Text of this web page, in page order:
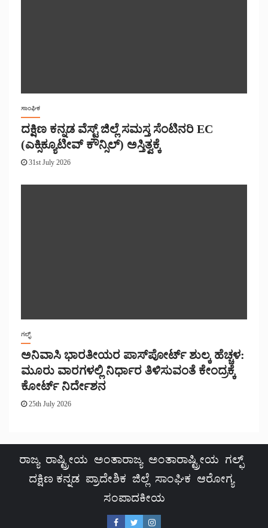
ಸಾಂಘಿಕ
ದಕ್ಷಿಣ ಕನ್ನಡ ವೆಸ್ಟ್ ಜಿಲ್ಲೆ ಸಮಸ್ತ ಸೆಂಟಿನರಿ EC
(ಎಕ್ಸಿಕ್ಯೂಟೀವ್ ಕೌನ್ಸಿಲ್) ಅಸ್ತಿತ್ವಕ್ಕೆ
31st July 2026
ಗಲ್ಫ್
ಅನಿವಾಸಿ ಭಾರತೀಯರ ಪಾಸ್‌ಪೋರ್ಟ್ ಶುಲ್ಕ ಹೆಚ್ಚಳ:
ಮೂರು ವಾರಗಳಲ್ಲಿ ನಿರ್ಧಾರ ತಿಳಿಸುವಂತೆ ಕೇಂದ್ರಕ್ಕೆ
ಕೋರ್ಟ್ ನಿರ್ದೇಶನ
25th July 2026
ರಾಜ್ಯ ರಾಷ್ಟ್ರೀಯ ಅಂತಾರಾಜ್ಯ ಅಂತಾರಾಷ್ಟ್ರೀಯ ಗಲ್ಫ್
ದಕ್ಷಿಣ ಕನ್ನಡ ಪ್ರಾದೇಶಿಕ ಜಿಲ್ಲೆ ಸಾಂಘಿಕ ಆರೋಗ್ಯ
ಸಂಪಾದಕೀಯ